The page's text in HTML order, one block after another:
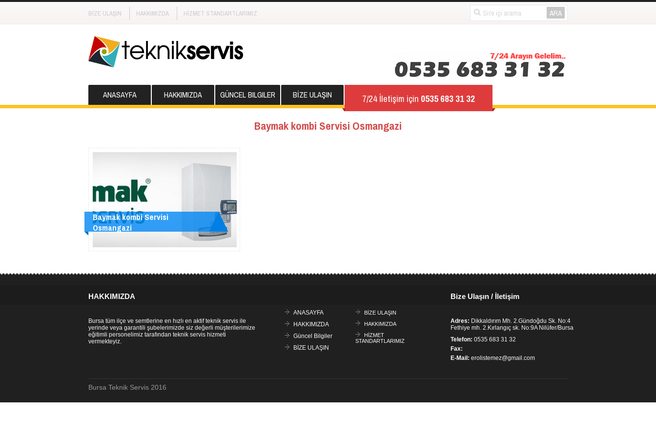
BİZE ULAŞIN HAKKIMIZDA HİZMET STANDARTLARIMIZ
ANASAYFA HAKKIMIZDA GÜNCEL BILGILER BİZE ULAŞIN 7/24 İletişim için 0535 683 31 32
Baymak kombi Servisi Osmangazi
Baymak kombi Servisi
Osmangazi
HAKKIMIZDA
Bursa tüm ilçe ve semtlerine en hızlı en aktif teknik servis ile
yerinde veya garantili şubelerimizde siz değerli müşterilerimize
eğitimli personelimiz tarafından teknik servis hizmeti
vermekteyiz.
ANASAYFA
HAKKIMIZDA
Güncel Bilgiler
BİZE ULAŞIN
BİZE ULAŞIN
HAKKIMIZDA
HİZMET
STANDARTLARIMIZ
Bize Ulaşın / İletişim
Adres: Dikkaldırım Mh. 2.Gündoğdu Sk. No:4
Fethiye mh. 2.Kırlangıç sk. No:9A Nilüfer/Bursa
Telefon: 0535 683 31 32
Fax:
E-Mail: erolistemez@gmail.com
Bursa Teknik Servis 2016